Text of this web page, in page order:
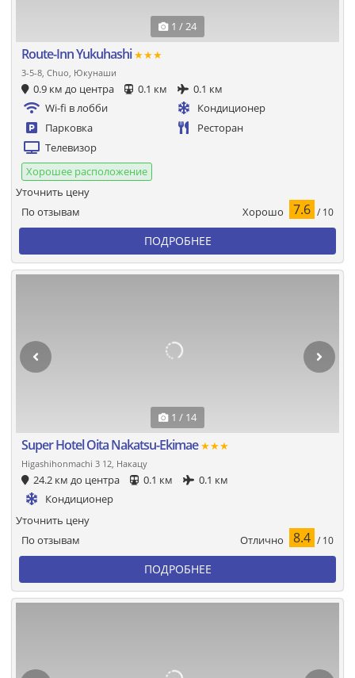
1 / 24
Route-Inn Yukuhashi★★★
3-5-8, Chuo, Юкунаши
0.9 км до центра 0.1 км
0.1 км
Wi-fi в лобби
Кондиционер
Парковка
Ресторан
Телевизор
Хорошее расположение
По отзывам Хорошо 7.6 / 10
Уточнить цену
ПОДРОБНЕЕ
1 / 14
Super Hotel Oita Nakatsu-Ekimae★★★
Higashihonmachi 3 12, Накацу
24.2 км до центра 0.1 км
0.1 км
Кондиционер
По отзывам Отлично 8.4 / 10
Уточнить цену
ПОДРОБНЕЕ